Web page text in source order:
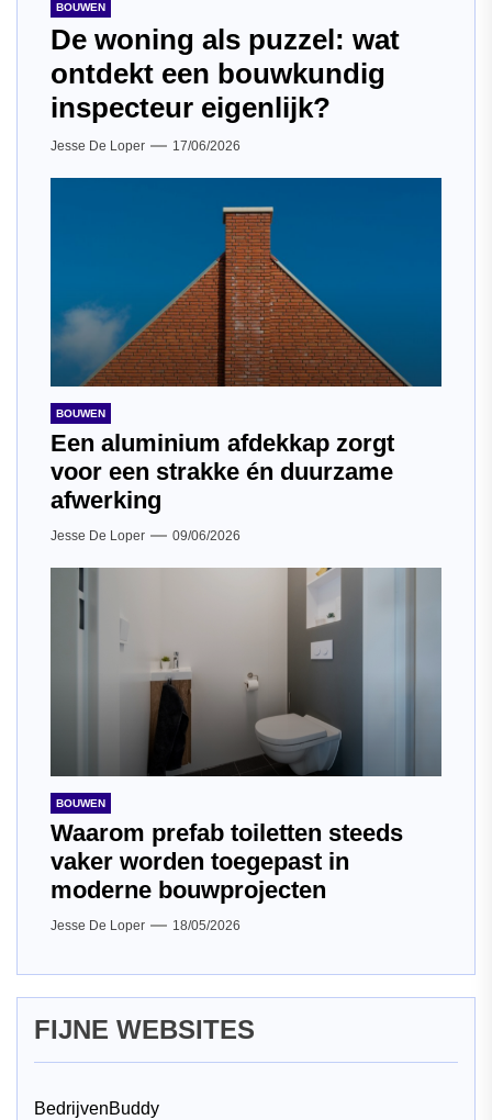
BOUWEN
De woning als puzzel: wat
ontdekt een bouwkundig
inspecteur eigenlijk?
Jesse De Loper 17/06/2026
BOUWEN
Een aluminium afdekkap zorgt
voor een strakke én duurzame
afwerking
Jesse De Loper 09/06/2026
BOUWEN
Waarom prefab toiletten steeds
vaker worden toegepast in
moderne bouwprojecten
Jesse De Loper 18/05/2026
FIJNE WEBSITES
BedrijvenBuddy